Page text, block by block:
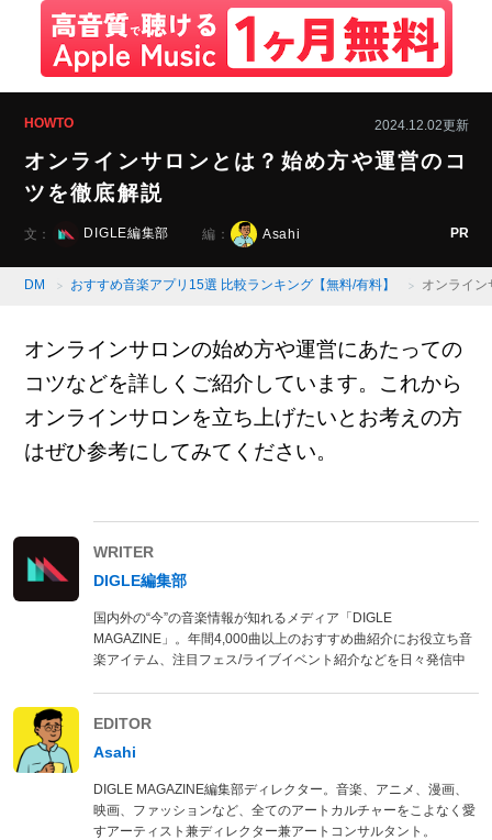
HOWTO 2024.12.02更新
オンラインサロンとは？始め方や運営のコ
ツを徹底解説
文： DIGLE編集部 編： Asahi PR
DM おすすめ音楽アプリ15選 比較ランキング【無料/有料】 オンライ
オンラインサロンの始め方や運営にあたっての
コツなどを詳しくご紹介しています。これから
オンラインサロンを立ち上げたいとお考えの方
はぜひ参考にしてみてください。
WRITER
DIGLE編集部
国内外の“今”の音楽情報が知れるメディア「DIGLE
MAGAZINE」。年間4,000曲以上のおすすめ曲紹介にお役立ち音
楽アイテム、注目フェス/ライブイベント紹介などを日々発信中
EDITOR
Asahi
DIGLE MAGAZINE編集部ディレクター。音楽、アニメ、漫画、
映画、ファッションなど、全てのアートカルチャーをこよなく愛
すアーティスト兼ディレクター兼アートコンサルタント。